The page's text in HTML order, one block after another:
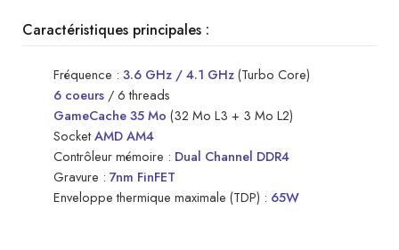
Caractéristiques principales :
Fréquence : 3.6 GHz / 4.1 GHz(Turbo Core)
6 coeurs / 6 threads
GameCache 35 Mo (32 Mo L3 + 3 Mo L2)
SocketAMD AM4
Contrôleur mémoire : Dual Channel DDR4
Gravure : 7nm FinFET
Enveloppe thermique maximale (TDP) : 65W